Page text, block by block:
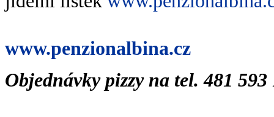
www.penzionalbina.cz
Objednávky pizzy na tel. 481 593